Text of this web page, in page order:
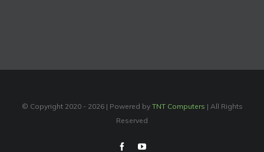
© Copyright 2020 - 2026 | Powered by TNT Computers | All Rights
Reserved
FacebookYouTube